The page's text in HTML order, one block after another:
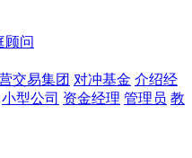
顾问
交易集团 对冲基金 介绍经
小型公司 资金经理 管理员 教